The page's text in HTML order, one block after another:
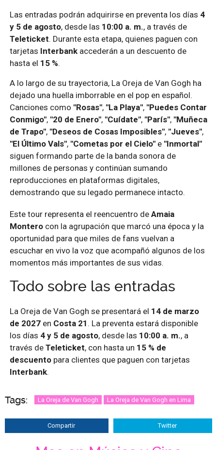
Las entradas podrán adquirirse en preventa los días 4
y 5 de agosto, desde las 10:00 a. m., a través de
Teleticket. Durante esta etapa, quienes paguen con
tarjetas Interbank accederán a un descuento de
hasta el 15 %.
A lo largo de su trayectoria, La Oreja de Van Gogh ha
dejado una huella imborrable en el pop en español.
Canciones como "Rosas", "La Playa", "Puedes Contar
Conmigo", "20 de Enero", "Cuídate", "París", "Muñeca
de Trapo", "Deseos de Cosas Imposibles", "Jueves",
"El Último Vals", "Cometas por el Cielo" e "Inmortal"
siguen formando parte de la banda sonora de
millones de personas y continúan sumando
reproducciones en plataformas digitales,
demostrando que su legado permanece intacto.
Este tour representa el reencuentro de Amaia
Montero con la agrupación que marcó una época y la
oportunidad para que miles de fans vuelvan a
escuchar en vivo la voz que acompañó algunos de los
momentos más importantes de sus vidas.
Todo sobre las entradas
La Oreja de Van Gogh se presentará el 14 de marzo
de 2027 en Costa 21 . La preventa estará disponible
los días 4 y 5 de agosto, desde las 10:00 a. m., a
través de Teleticket, con hasta un 15 % de
descuento para clientes que paguen con tarjetas
Interbank.
Tags: La Oreja de Van Gogh La Oreja de Van Gogh en Lima
Compartir Twitter